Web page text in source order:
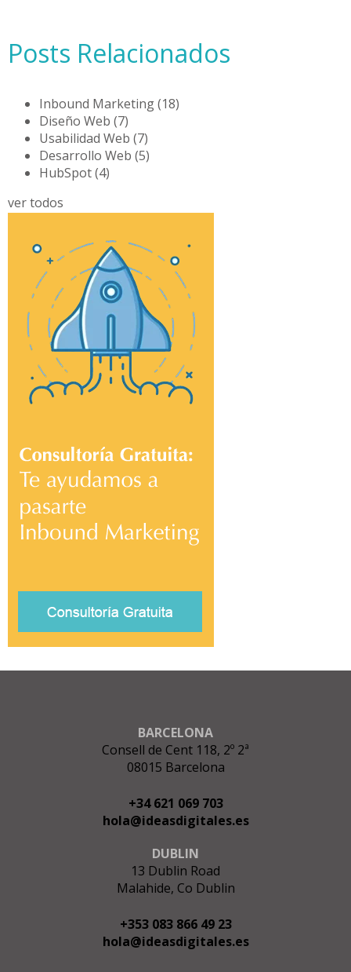
Posts Relacionados
Inbound Marketing(18)
Diseño Web (7)
Usabilidad Web (7)
Desarrollo Web (5)
HubSpot(4)
ver todos
BARCELONA
Consell de Cent 118, 2º 2ª
08015 Barcelona
+34 621 069 703
hola@ideasdigitales.es
DUBLIN
13 Dublin Road
Malahide, Co Dublin
+353 083 866 49 23
hola@ideasdigitales.es